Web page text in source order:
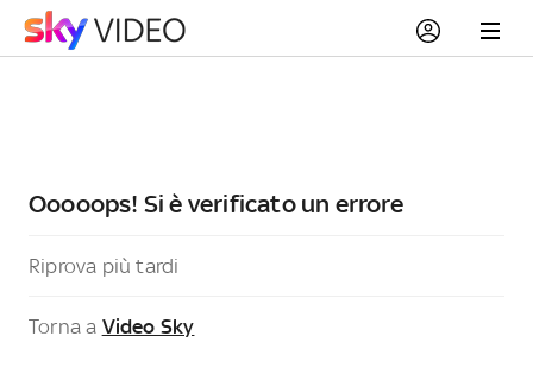
Ooooops! Si è verificato un errore
Riprova più tardi
Torna a Video Sky